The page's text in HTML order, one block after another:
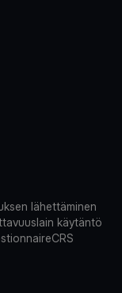
lähettäminen
käytäntö
CRS